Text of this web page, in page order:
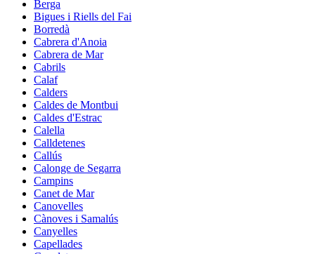
Berga
Bigues i Riells del Fai
Borredà
Cabrera d'Anoia
Cabrera de Mar
Cabrils
Calaf
Calders
Caldes de Montbui
Caldes d'Estrac
Calella
Calldetenes
Callús
Calonge de Segarra
Campins
Canet de Mar
Canovelles
Cànoves i Samalús
Canyelles
Capellades